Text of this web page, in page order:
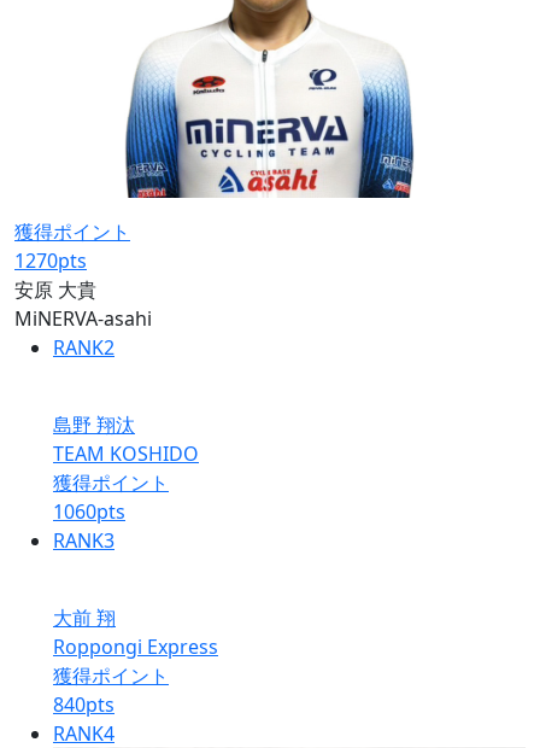
獲得ポイント
1270pts
安原 大貴
MiNERVA-asahi
RANK2
島野 翔汰
TEAM KOSHIDO
獲得ポイント
1060pts
RANK3
大前 翔
Roppongi Express
獲得ポイント
840pts
RANK4